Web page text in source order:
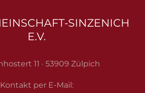
SINZENICH
E.V.
11 · 53909 Zülpich
Kontakt per E-Mail: